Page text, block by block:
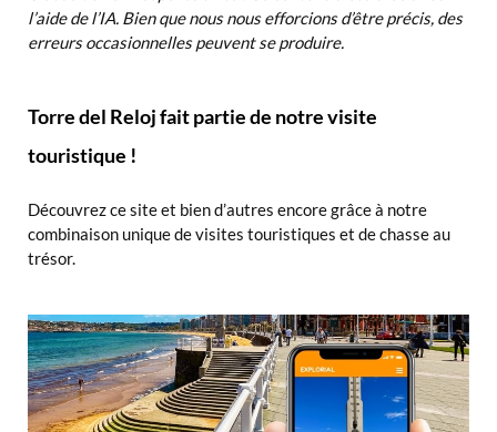
l’aide de l’IA. Bien que nous nous efforcions d’être précis, des
erreurs occasionnelles peuvent se produire.
Torre del Reloj fait partie de notre visite
touristique !
Découvrez ce site et bien d’autres encore grâce à notre
combinaison unique de visites touristiques et de chasse au
trésor.